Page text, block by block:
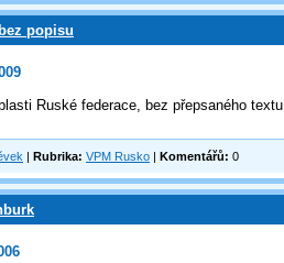
popisu
Ruské federace, bez přepsaného textu
| Rubrika: VPM Rusko | Komentářů: 0